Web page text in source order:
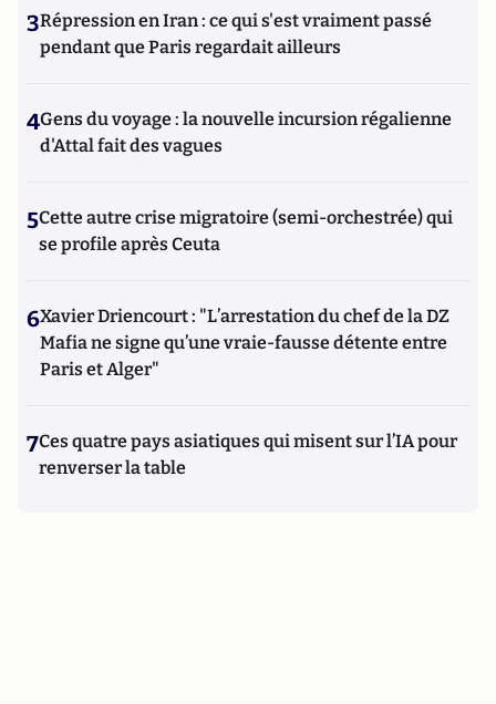
3Répression en Iran : ce qui s'est vraiment passé
pendant que Paris regardait ailleurs
4Gens du voyage : la nouvelle incursion régalienne
d'Attal fait des vagues
5Cette autre crise migratoire (semi-orchestrée) qui
se profile après Ceuta
6Xavier Driencourt : "L’arrestation du chef de la DZ
Mafia ne signe qu’une vraie-fausse détente entre
Paris et Alger"
7Ces quatre pays asiatiques qui misent sur l’IA pour
renverser la table